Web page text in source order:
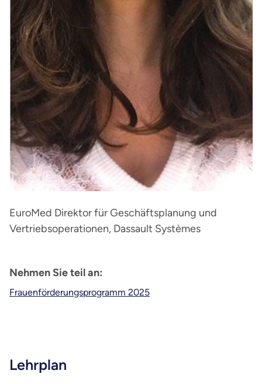
EuroMed Direktor für Geschäftsplanung und
Vertriebsoperationen, Dassault Systèmes
Nehmen Sie teil an:
Frauenförderungsprogramm 2025
Lehrplan